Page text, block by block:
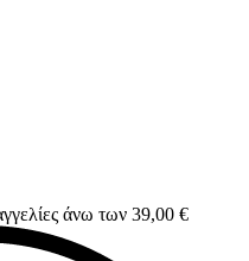
άνω των 39,00 €